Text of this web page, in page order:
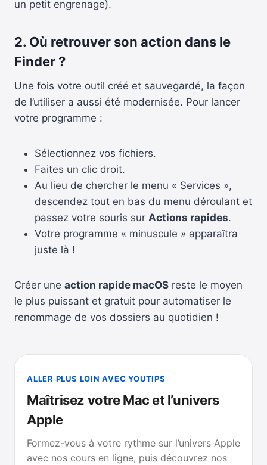
un petit engrenage).
2. Où retrouver son action dans le
Finder ?
Une fois votre outil créé et sauvegardé, la façon
de l’utiliser a aussi été modernisée. Pour lancer
votre programme :
Sélectionnez vos fichiers.
Faites un clic droit.
Au lieu de chercher le menu « Services »,
descendez tout en bas du menu déroulant et
passez votre souris sur Actions rapides.
Votre programme « minuscule » apparaîtra
juste là !
Créer une action rapide macOS reste le moyen
le plus puissant et gratuit pour automatiser le
renommage de vos dossiers au quotidien !
ALLER PLUS LOIN AVEC YOUTIPS
Maîtrisez votre Mac et l’univers
Apple
Formez-vous à votre rythme sur l’univers Apple
avec nos cours en ligne, puis découvrez nos